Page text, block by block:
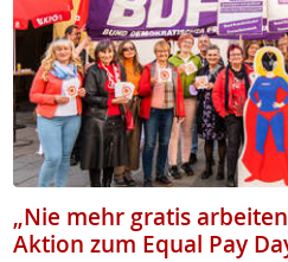
„Nie mehr gratis
Aktion zum Equal Pay